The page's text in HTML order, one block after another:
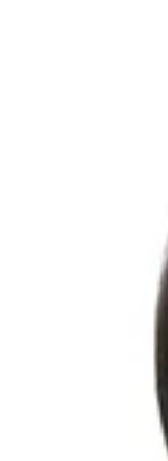
Оставьте